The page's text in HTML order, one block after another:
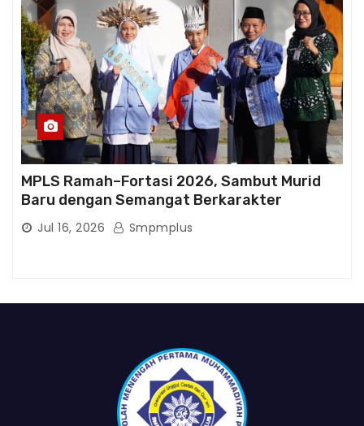
MPLS Ramah–Fortasi 2026, Sambut Murid
Baru dengan Semangat Berkarakter
Jul 16, 2026 Smpmplus